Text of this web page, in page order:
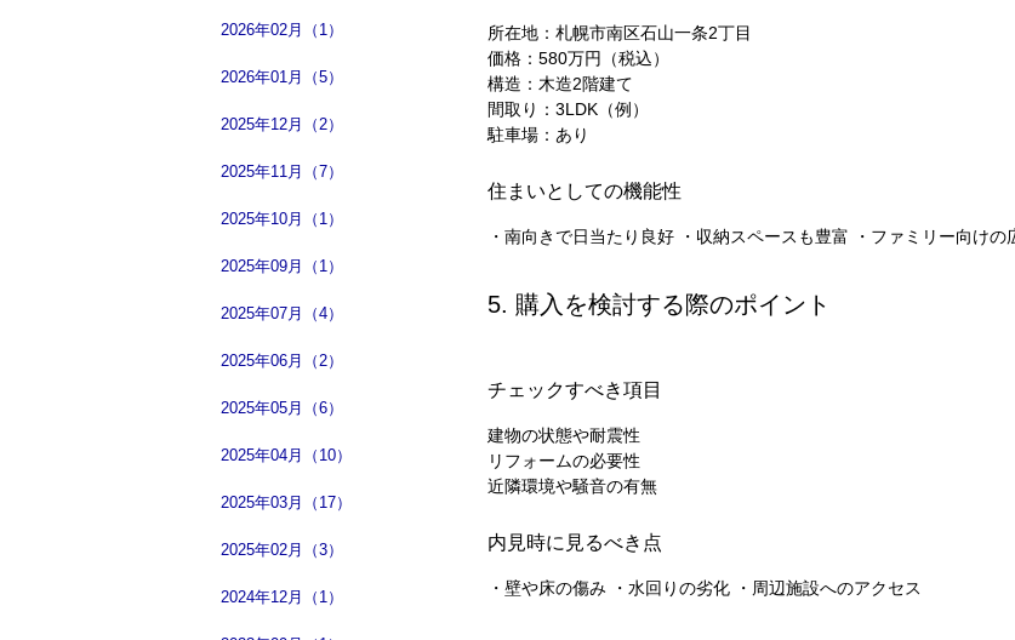
2026年02月（1）
2026年01月（5）
2025年12月（2）
2025年11月（7）
2025年10月（1）
2025年09月（1）
2025年07月（4）
2025年06月（2）
2025年05月（6）
2025年04月（10）
2025年03月（17）
2025年02月（3）
2024年12月（1）
所在地：札幌市南区石山一条2丁目
価格：580万円（税込）
構造：木造2階建て
間取り：3LDK（例）
駐車場：あり
住まいとしての機能性
・南向きで日当たり良好 ・収納スペースも豊富 ・ファミリー向けの
5. 購入を検討する際のポイント
チェックすべき項目
建物の状態や耐震性
リフォームの必要性
近隣環境や騒音の有無
内見時に見るべき点
・壁や床の傷み ・水回りの劣化 ・周辺施設へのアクセス